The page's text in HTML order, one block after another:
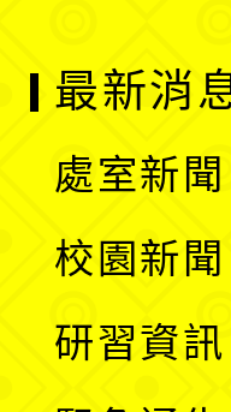
最新消
處室新聞
校園新聞
研習資訊